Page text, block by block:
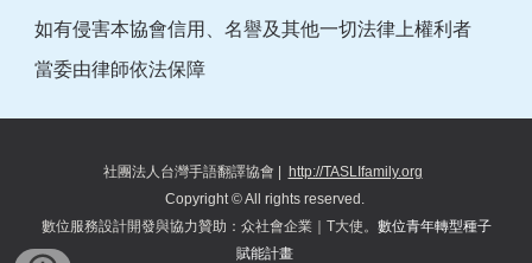
如有侵害本協會信用、名譽及其他一切法律上權利者
當委由律師依法保障
社團法人台灣手語翻譯協會
http://TASLIfamily.org
Copyright © All rights reserved.
數位服務設計開發與協力贊助 ： 众社會企業｜T大使。 數位青年轉型種子
賦能計畫